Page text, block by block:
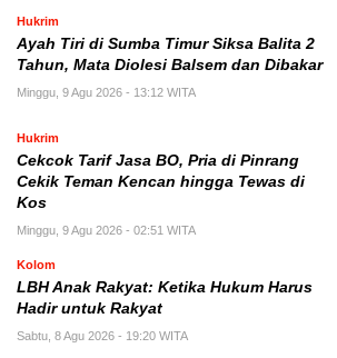
Hukrim
Ayah Tiri di Sumba Timur Siksa Balita 2
Tahun, Mata Diolesi Balsem dan Dibakar
Minggu, 9 Agu 2026 - 13:12 WITA
Hukrim
Cekcok Tarif Jasa BO, Pria di Pinrang
Cekik Teman Kencan hingga Tewas di
Kos
Minggu, 9 Agu 2026 - 02:51 WITA
Kolom
LBH Anak Rakyat: Ketika Hukum Harus
Hadir untuk Rakyat
Sabtu, 8 Agu 2026 - 19:20 WITA